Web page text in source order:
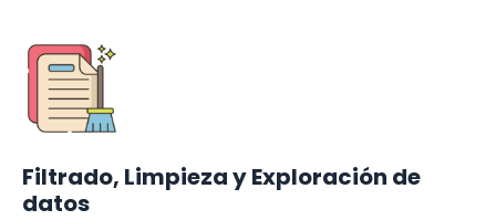
Filtrado, Limpieza y Exploración de
datos